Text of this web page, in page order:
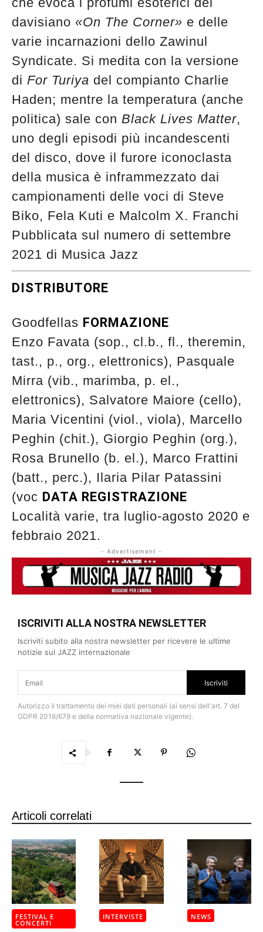
davisiano «On The Corner» e delle
varie incarnazioni dello Zawinul
Syndicate. Si medita con la versione
di For Turiya del compianto Charlie
Haden; mentre la temperatura (anche
politica) sale con Black Lives Matter,
uno degli episodi più incandescenti
del disco, dove il furore iconoclasta
della musica è inframmezzato dai
campionamenti delle voci di Steve
Biko, Fela Kuti e Malcolm X. Franchi
Pubblicata sul numero di settembre
2021 di Musica Jazz
DISTRIBUTORE
Goodfellas FORMAZIONE
Enzo Favata (sop., cl.b., fl., theremin,
tast., p., org., elettronics), Pasquale
Mirra (vib., marimba, p. el.,
elettronics), Salvatore Maiore (cello),
Maria Vicentini (viol., viola), Marcello
Peghin (chit.), Giorgio Peghin (org.),
Rosa Brunello (b. el.), Marco Frattini
(batt., perc.), Ilaria Pilar Patassini
(voc DATA REGISTRAZIONE
Località varie, tra luglio-agosto 2020 e
febbraio 2021.
- Advertisement -
ISCRIVITI ALLA NOSTRA NEWSLETTER
Iscriviti subito alla nostra newsletter per ricevere le ultime
notizie sul JAZZ internazionale
Iscriviti
Autorizzo il trattamento dei miei dati personali (ai sensi dell'art. 7 del
GDPR 2016/679 e della normativa nazionale vigente).
Articoli correlati
FESTIVAL E
CONCERTI
INTERVISTE NEWS